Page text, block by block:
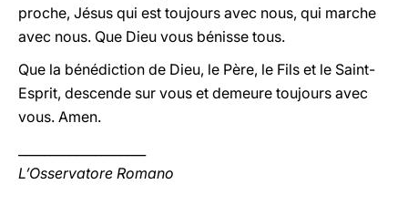
proche, Jésus qui est toujours avec nous, qui marche
avec nous. Que Dieu vous bénisse tous.
Que la bénédiction de Dieu, le Père, le Fils et le Saint-
Esprit, descende sur vous et demeure toujours avec
vous. Amen.
L’Osservatore Romano